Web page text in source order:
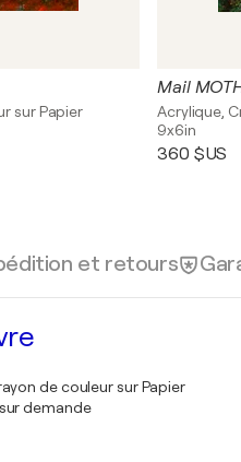
sur Papier
Mail
Acrylique,
9x6in
360 $US
et retours
de couleur sur Papier
demande